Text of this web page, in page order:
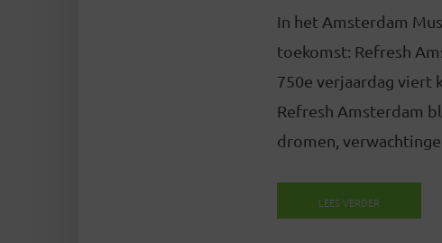
In het Amsterdam
toekomst: Refresh
750e verjaardag viert
Refresh Amsterdam
dromen,
LEES VERDER